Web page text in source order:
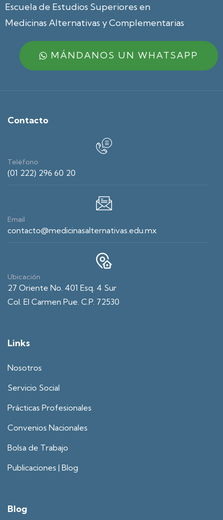
Escuela de Estudios Superiores en
Medicinas Alternativas y Complementarias
MÁNDANOS UN WHATSAPP
Contacto
Teléfono
(01 222) 296 60 20
Email
contacto@medicinasalternativas.edu.mx
Ubicación
27 Oriente No. 401 Esq. 4 Sur
Col. El Carmen Pue. C.P. 72530
Links
Nosotros
Servicio Social
Prácticas Profesionales
Convenios Nacionales
Bolsa de Trabajo
Publicaciones | Blog
Blog